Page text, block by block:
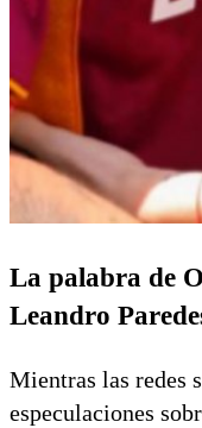
La palabra de
Leandro
Mientras las redes
especulaciones